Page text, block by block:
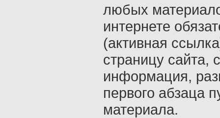
любых
интернете
(активная
страницу сайта,
информация,
первого абзаца
материала.